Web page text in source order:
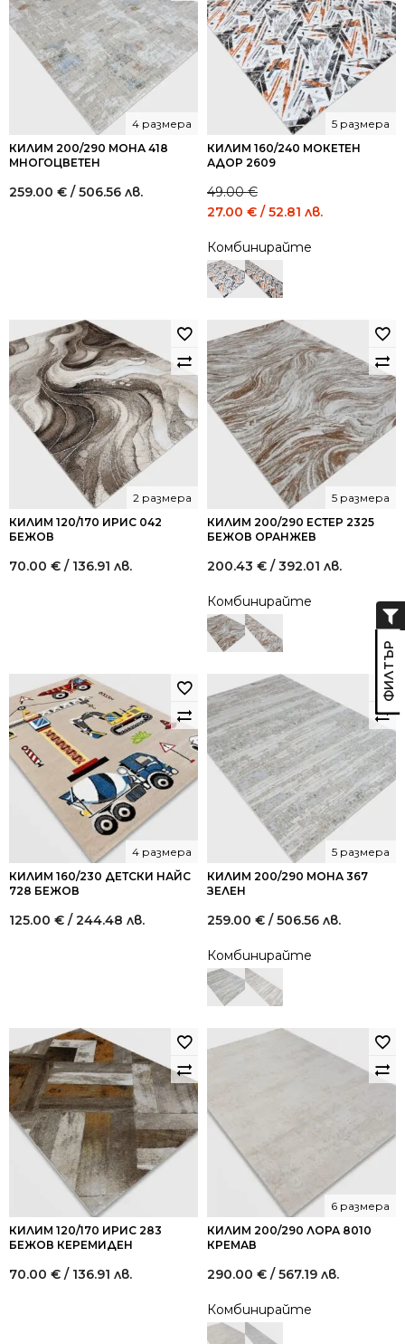
КИЛИМ 200/290 МОНА 418
МНОГОЦВЕТЕН
4 размера
259.00 € / 506.56 лв.
КИЛИМ 160/240 МОКЕТЕН
АДОР 2609
5 размера
49.00€
Original
was:
49.00 €
/
27.00 € / 52.81 лв.
Комбинирайте
КИЛИМ 120/170 ИРИС 042
БЕЖОВ
2 размера
70.00 € / 136.91 лв.
КИЛИМ 200/290 ЕСТЕР 2325
БЕЖОВ ОРАНЖЕВ
5 размера
200.43 € / 392.01 лв.
Комбинирайте
КИЛИМ 160/230 ДЕТСКИ НАЙС
728 БЕЖОВ
4 размера
125.00 € / 244.48 лв.
КИЛИМ 200/290 МОНА 367
ЗЕЛЕН
5 размера
259.00 € / 506.56 лв.
Комбинирайте
КИЛИМ 120/170 ИРИС 283
БЕЖОВ КЕРЕМИДЕН
70.00 € / 136.91 лв.
КИЛИМ 200/290 ЛОРА 8010
КРЕМАВ
6 размера
290.00 € / 567.19 лв.
Комбинирайте